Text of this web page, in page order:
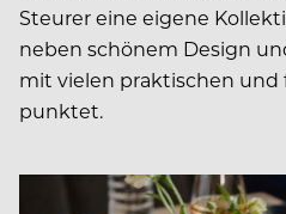
Steurer eine eigene
neben schönem Design
mit vielen praktischen
punktet.